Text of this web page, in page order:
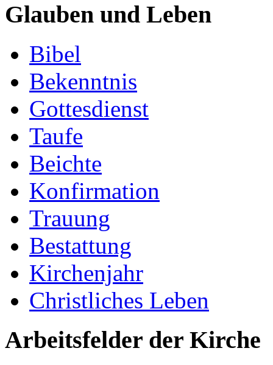
Glauben und Leben
Bibel
Bekenntnis
Gottesdienst
Taufe
Beichte
Konfirmation
Trauung
Bestattung
Kirchenjahr
Christliches Leben
Arbeitsfelder der Kirche